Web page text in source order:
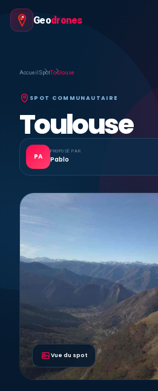
Geodrones
Accueil SpotToulouse
SPOT COMMUNAUTAIRE
Toulouse
PA
PROPOSÉ PAR
Pablo
Vue du spot